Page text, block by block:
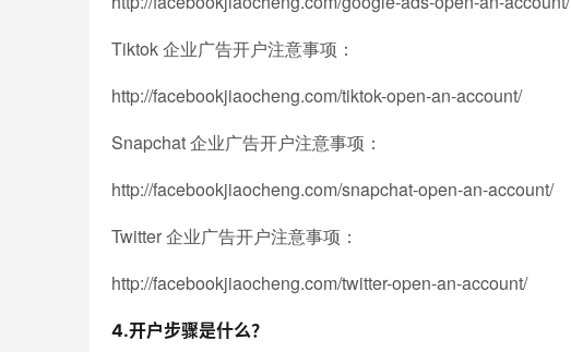
Tiktok 企业广告开户注意事项：
http://facebookjiaocheng.com/tiktok-open-an-account/
Snapchat 企业广告开户注意事项：
http://facebookjiaocheng.com/snapchat-open-an-account/
Twitter 企业广告开户注意事项 ：
http://facebookjiaocheng.com/twitter-open-an-account/
4.开户步骤是什么？